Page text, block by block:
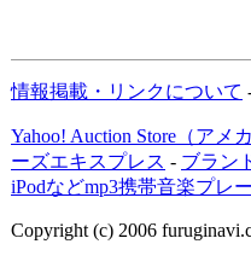
情報掲載・リンクについて
Yahoo! Auction Store（アメ
ーズエキスプレス - ブラン
iPodなどmp3携帯音楽プレ
Copyright (c) 2006